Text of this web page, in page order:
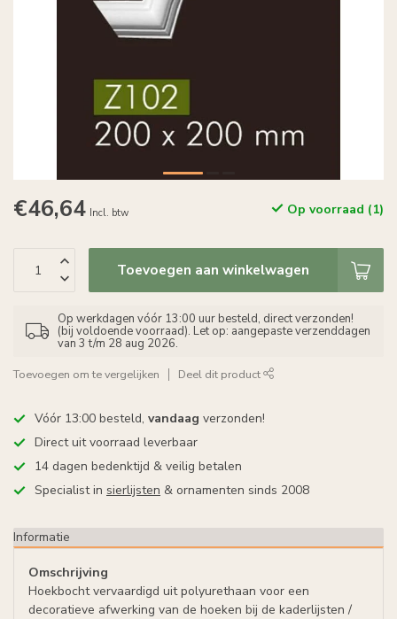
€46,64 Incl. btw Op voorraad (1)
Toevoegen aan winkelwagen
Op werkdagen vóór 13:00 uur besteld, direct verzonden!
(bij voldoende voorraad). Let op: aangepaste verzenddagen
van 3 t/m 28 aug 2026.
Toevoegen om te vergelijken Deel dit product
Vóór 13:00 besteld, vandaag verzonden!
Direct uit voorraad leverbaar
14 dagen bedenktijd & veilig betalen
Specialist in sierlijsten & ornamenten sinds 2008
Informatie
Omschrijving
Hoekbocht vervaardigd uit polyurethaan voor een
decoratieve afwerking van de hoeken bij de kaderlijsten /